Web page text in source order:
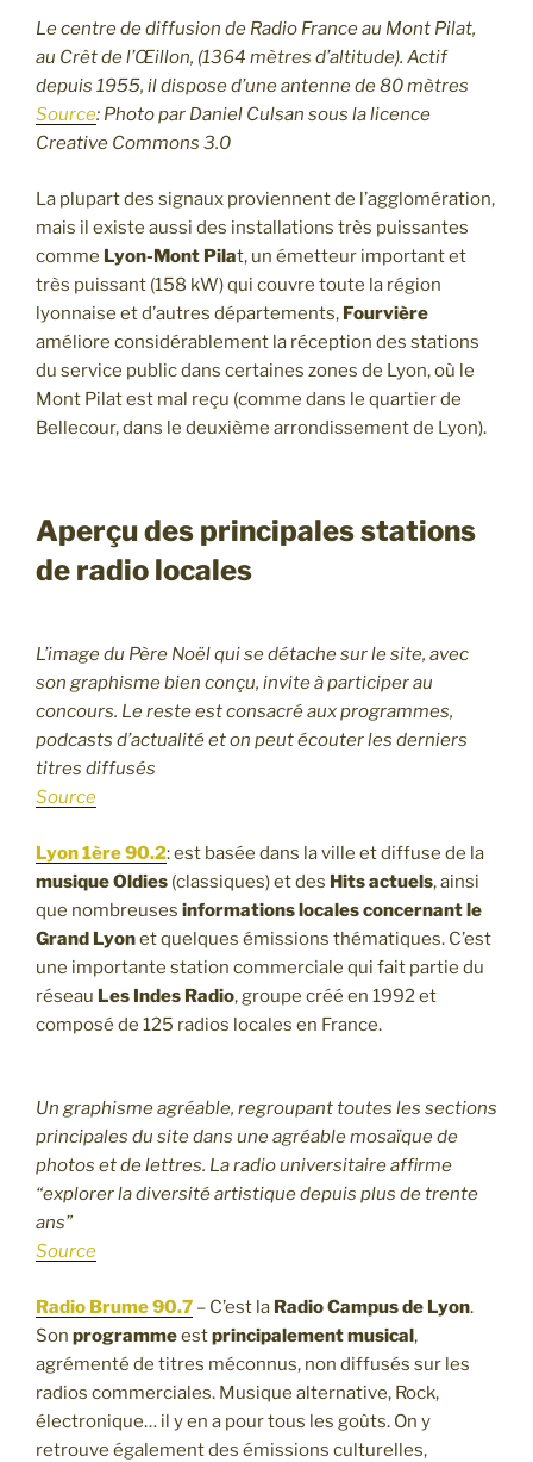
Le centre de diffusion de Radio France au Mont Pilat,
au Crêt de l’Œillon, (1364 mètres d’altitude). Actif
depuis 1955, il dispose d’une antenne de 80 mètres
Source: Photo par Daniel Culsan sous la licence
Creative Commons 3.0
La plupart des signaux proviennent de l’agglomération,
mais il existe aussi des installations très puissantes
comme Lyon-Mont Pilat, un émetteur important et
très puissant (158 kW) qui couvre toute la région
lyonnaise et d’autres départements, Fourvière
améliore considérablement la réception des stations
du service public dans certaines zones de Lyon, où le
Mont Pilat est mal reçu (comme dans le quartier de
Bellecour, dans le deuxième arrondissement de Lyon).
Aperçu des principales stations
de radio locales
L’image du Père Noël qui se détache sur le site, avec
son graphisme bien conçu, invite à participer au
concours. Le reste est consacré aux programmes,
podcasts d’actualité et on peut écouter les derniers
titres diffusés
Source
Lyon 1ère 90.2: est basée dans la ville et diffuse de la
musique Oldies (classiques) et des Hits actuels, ainsi
que nombreuses informations locales concernant le
Grand Lyonet quelques émissions thématiques. C’est
une importante station commerciale qui fait partie du
réseau Les Indes Radio, groupe créé en 1992 et
composé de 125 radios locales en France.
Un graphisme agréable, regroupant toutes les sections
principales du site dans une agréable mosaïque de
photos et de lettres. La radio universitaire affirme
“explorer la diversité artistique depuis plus de trente
ans”
Source
Radio Brume 90.7 – C’est la Radio Campus de Lyon.
Son programmeestprincipalement musical,
agrémenté de titres méconnus, non diffusés sur les
radios commerciales. Musique alternative, Rock,
électronique… il y en a pour tous les goûts. On y
retrouve également des émissions culturelles,